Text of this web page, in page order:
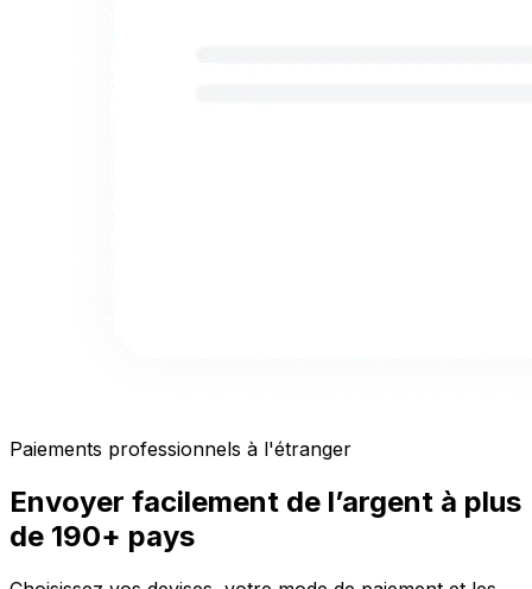
Paiements professionnels à l'étranger
Envoyer facilement de l’argent à plus
de 190+ pays